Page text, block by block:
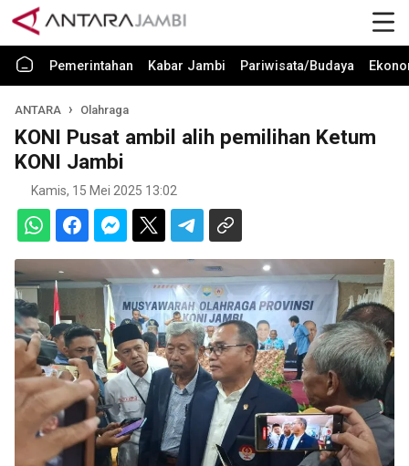
Pemerintahan Kabar Jambi Pariwisata/Budaya
ANTARA Olahraga
KONI Pusat ambil alih pemilihan Ketum
KONI Jambi
Kamis, 15 Mei 2025 13:02